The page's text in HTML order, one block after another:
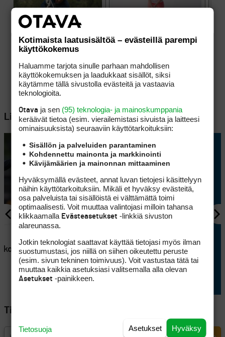
Lisää aiheesta
AJANKOHTAISTA
Lappajärvellä kisataan
sunnuntaina hyvin
erikoisessa golftriathlonissa
Tilaa Golfpisteen uutiskirje
Kotimaista laatusisältöä – evästeillä parempi
käyttökokemus
Haluamme tarjota sinulle parhaan mahdollisen
käyttökokemuksen ja laadukkaat sisällöt, siksi
käytämme tällä sivustolla evästeitä ja vastaavia
teknologioita.
Otava ja sen (95) teknologia- ja mainoskumppania
keräävät tietoa (esim. vierailemis­tasi sivuista ja laitteesi
ominaisuuk­sista) seuraaviin käyttötarkoituksiin:
Sisällön ja palveluiden parantaminen
Kohdennettu mainonta ja markkinointi
Kävijämäärien ja mainonnan mittaaminen
Hyväksymällä evästeet, annat luvan tietojesi käsittelyyn
näihin käyttötarkoituksiin. Mikäli et hyväksy evästeitä,
osa palveluista tai sisällöistä ei välttämättä toimi
optimaalisesti. Voit muuttaa valintojasi milloin tahansa
klikkaamalla Evästeasetukset -linkkiä sivuston
alareunassa.
Jotkin teknologiat saattavat käyttää tietojasi myös ilman
suostumustasi, jos niillä on siihen oikeutettu peruste
(esim. sivun tekninen toimivuus). Voit vastustaa tätä tai
muuttaa kaikkia asetuksiasi valitsemalla alla olevan
Asetukset -painikkeen.
Hyväksy
Asetukset
Tietosuoja